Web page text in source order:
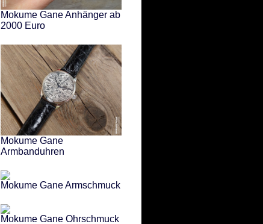
Mokume Gane Anhänger ab
2000 Euro
Mokume Gane
Armbanduhren
Mokume Gane Armschmuck
Mokume Gane Ohrschmuck